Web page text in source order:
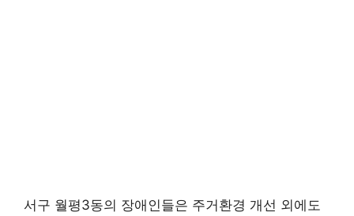
서구 월평3동의 장애인들은 주거환경 개선 외에도